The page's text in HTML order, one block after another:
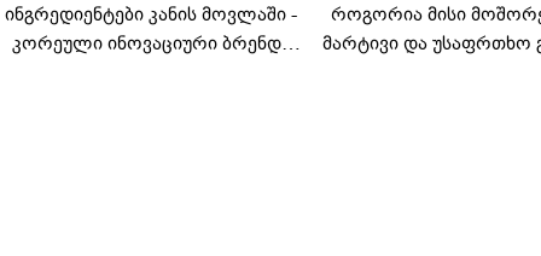
ინგრედიენტები კანის მოვლაში -
კორეული ინოვაციური ბრენდი
როგორია მისი
მარტივი და უსაფრთხო